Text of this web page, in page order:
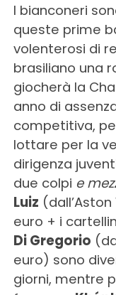
I bianconeri
queste prime
volenterosi di
brasiliano una
giocherà la
anno di
competitiva,
lottare per la
dirigenza
due colpi e
Luiz
euro + i
Di Gregorio
euro) sono
giorni, mentre